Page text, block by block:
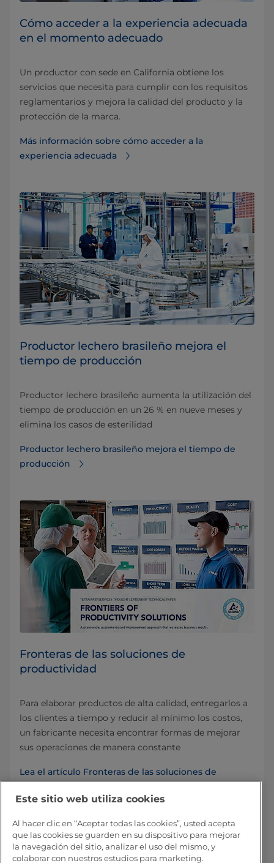
Cómo acceder a la experiencia adecuada
en el momento adecuado
Un productor con sede en California obtiene los
servicios que necesita para cumplir con los requisitos
reglamentarios y mejora la calidad del producto y la
protección de la marca.
Más información sobre cómo acceder a la
experiencia adecuada
Productor lechero brasileño mejora el
tiempo de producción
Productor lechero brasileño aumenta la utilización del
tiempo de producción en un 26 % en nueve meses y
elimina los casos de esterilidad
Productor lechero brasileño mejora el tiempo de
producción
Fronteras de las soluciones de
productividad
Para elaborar productos de alta calidad, entregarlos a
los clientes a tiempo y reducir al mínimo los costos,
un fabricante necesita encontrar formas de mejorar
sus operaciones de manera constante
Lea el artículo Fronteras de las soluciones de
Este sitio web utiliza cookies
Al hacer clic en “Aceptar todas las cookies”, usted acepta
que las cookies se guarden en su dispositivo para mejorar
la navegación del sitio, analizar el uso del mismo, y
colaborar con nuestros estudios para marketing.